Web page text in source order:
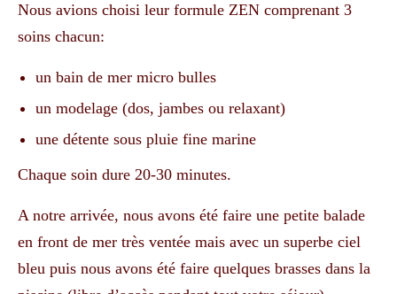
Nous avions choisi leur formule ZEN comprenant 3
soins chacun:
un bain de mer micro bulles
un modelage (dos, jambes ou relaxant)
une détente sous pluie fine marine
Chaque soin dure 20-30 minutes.
A notre arrivée, nous avons été faire une petite balade
en front de mer très ventée mais avec un superbe ciel
bleu puis nous avons été faire quelques brasses dans la